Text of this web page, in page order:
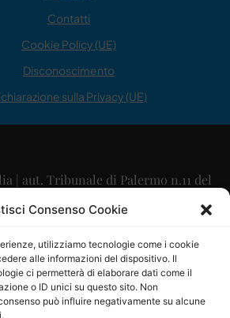
Consenso Cookie
utilizziamo tecnologie come i cookie
alle informazioni del dispositivo. Il
ci permetterà di elaborare dati come il
o ID unici su questo sito. Non
può influire negativamente su alcune
Contatti
Cookie Policy (UE)
Disconoscimento
sulla Privacy (UE)
| aut. Tribunale di Palermo n.11 del
29/09/2015
Maurizio Scaglione
Maria Calabrese